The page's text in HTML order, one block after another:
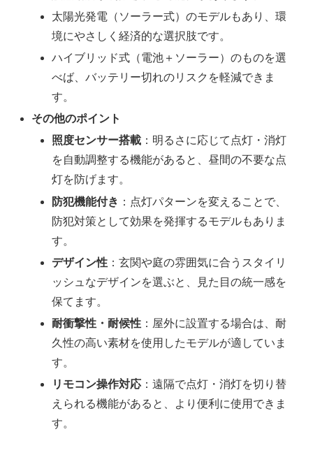
太陽光発電（ソーラー式）のモデルもあり、環
境にやさしく経済的な選択肢です。
ハイブリッド式（電池＋ソーラー）のものを選
べば、バッテリー切れのリスクを軽減できま
す。
その他のポイント
照度センサー搭載 ：明るさに応じて点灯・消灯
を自動調整する機能があると、昼間の不要な点
灯を防げます。
防犯機能付き ：点灯パターンを変えることで、
防犯対策として効果を発揮するモデルもありま
す。
デザイン性 ：玄関や庭の雰囲気に合うスタイリ
ッシュなデザインを選ぶと、見た目の統一感を
保てます。
耐衝撃性・耐候性 ：屋外に設置する場合は、耐
久性の高い素材を使用したモデルが適していま
す。
リモコン操作対応 ：遠隔で点灯・消灯を切り替
えられる機能があると、より便利に使用できま
す。